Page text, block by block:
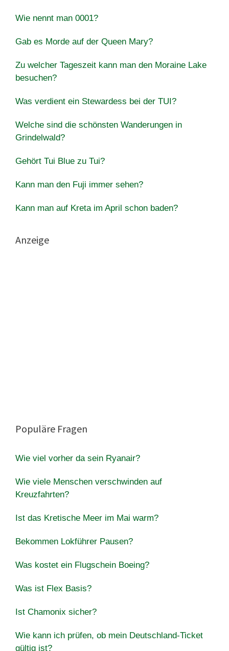
Wie nennt man 0001?
Gab es Morde auf der Queen Mary?
Zu welcher Tageszeit kann man den Moraine Lake
besuchen?
Was verdient ein Stewardess bei der TUI?
Welche sind die schönsten Wanderungen in
Grindelwald?
Gehört Tui Blue zu Tui?
Kann man den Fuji immer sehen?
Kann man auf Kreta im April schon baden?
Anzeige
Populäre Fragen
Wie viel vorher da sein Ryanair?
Wie viele Menschen verschwinden auf
Kreuzfahrten?
Ist das Kretische Meer im Mai warm?
Bekommen Lokführer Pausen?
Was kostet ein Flugschein Boeing?
Was ist Flex Basis?
Ist Chamonix sicher?
Wie kann ich prüfen, ob mein Deutschland-Ticket
gültig ist?